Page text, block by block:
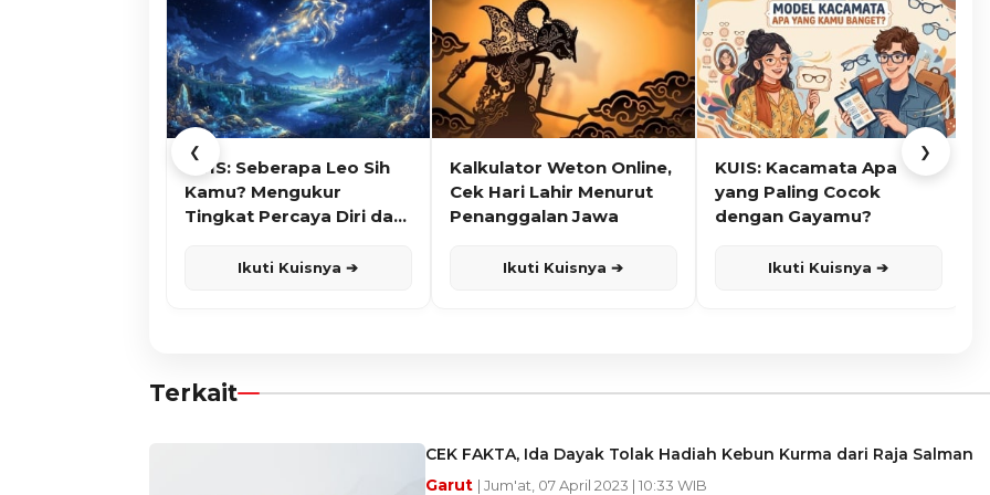
❮
KUIS: Seberapa Leo Sih
Kamu? Mengukur
Tingkat Percaya Diri dan
Ikuti Kuisnya ➔
Kalkulator Weton Online,
Cek Hari Lahir Menurut
Penanggalan Jawa
Ikuti Kuisnya ➔
KUIS: Kacamata Apa
yang Paling Cocok
dengan Gayamu?
Ikuti Kuisnya ➔
❯
Terkait
CEK FAKTA, Ida Dayak Tolak Hadiah Kebun Kurma dari Raja Salman
Garut | Jum'at, 07 April 2023 | 10:33 WIB